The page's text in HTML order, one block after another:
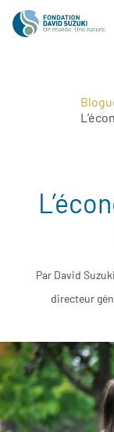
Par David
directeur